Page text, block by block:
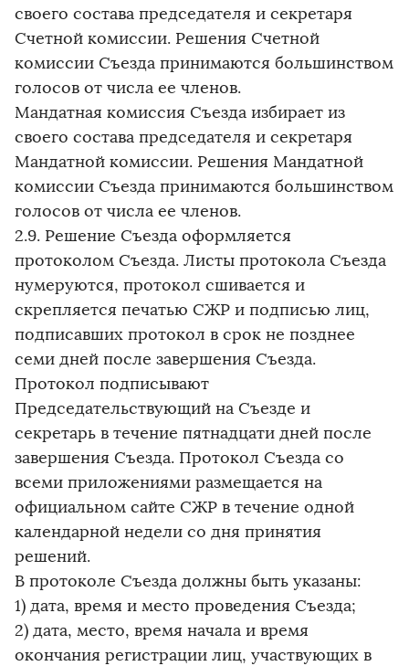
своего состава председателя и секретаря
Счетной комиссии. Решения Счетной
комиссии Съезда принимаются большинством
голосов от числа ее членов.
Мандатная комиссия Съезда избирает из
своего состава председателя и секретаря
Мандатной комиссии. Решения Мандатной
комиссии Съезда принимаются большинством
голосов от числа ее членов.
2.9. Решение Съезда оформляется
протоколом Съезда. Листы протокола Съезда
нумеруются, протокол сшивается и
скрепляется печатью СЖР и подписью лиц,
подписавших протокол в срок не позднее
семи дней после завершения Съезда.
Протокол подписывают
Председательствующий на Съезде и
секретарь в течение пятнадцати дней после
завершения Съезда. Протокол Съезда со
всеми приложениями размещается на
официальном сайте СЖР в течение одной
календарной недели со дня принятия
решений.
В протоколе Съезда должны быть указаны:
1) дата, время и место проведения Съезда;
2) дата, место, время начала и время
окончания регистрации лиц, участвующих в